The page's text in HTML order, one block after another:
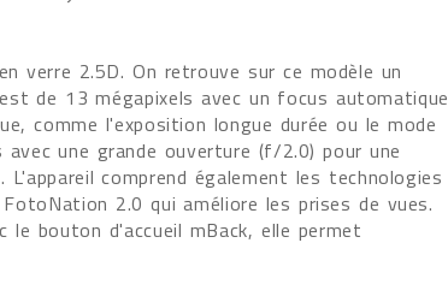
verre 2.5D. On retrouve sur ce modèle un
de 13 mégapixels avec un focus automatique
comme l'exposition longue durée ou le mode
une grande ouverture (f/2.0) pour une
comprend également les technologies
2.0 qui améliore les prises de vues.
bouton d'accueil mBack, elle permet